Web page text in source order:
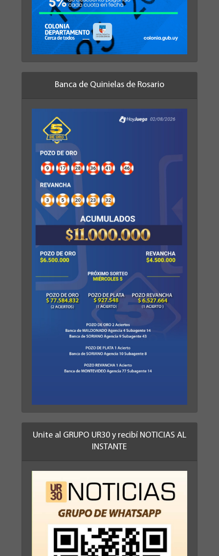
Banca de Quinielas de Rosario
Unite al GRUPO UR30 y recibí NOTICIAS AL
INSTANTE